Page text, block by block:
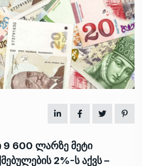
9 600 ლარზე მეტი
2%-ს აქვს –